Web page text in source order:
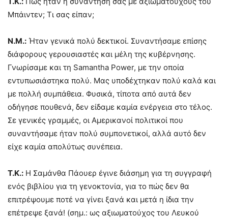
Μπάιντεν; Τι σας είπαν;
Ν.Μ.: Ήταν γενικά πολύ δεκτικοί. Συναντήσαμε επίσης
διάφορους γερουσιαστές και μέλη της κυβέρνησης.
Γνωρίσαμε και τη Samantha Power, με την οποία
εντυπωσιάστηκα πολύ. Μας υποδέχτηκαν πολύ καλά και
με πολλή συμπάθεια. Φυσικά, τίποτα από αυτά δεν
οδήγησε πουθενά, δεν είδαμε καμία ενέργεια στο τέλος.
Σε γενικές γραμμές, οι Αμερικανοί πολιτικοί που
συναντήσαμε ήταν πολύ συμπονετικοί, αλλά αυτό δεν
είχε καμία απολύτως συνέπεια.
Τ.Κ.: Η Σαμάνθα Πάουερ έγινε διάσημη για τη συγγραφή
ενός βιβλίου για τη γενοκτονία, για το πώς δεν θα
επιτρέψουμε ποτέ να γίνει ξανά και μετά η ίδια την
επέτρεψε ξανά! (σημ.: ως αξιωματούχος του Λευκού